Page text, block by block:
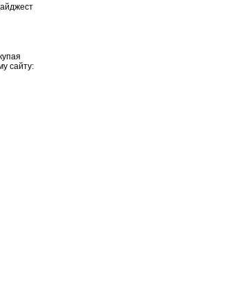
сайту: